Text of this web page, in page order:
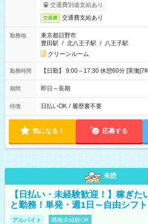
交通費別途支給あり
交通費 交通費支給あり
勤務地
東京都日野市
豊田駅 / 北八王子駅 / 八王子駅
クリーンルーム
勤務時間 【日勤】 9:00～17:30 休憩60分 [実働]7
期間 即日～長期
特徴 日払いOK / 履歴書不要
気になる！ 応募する
未読
【日払い・未経験歓迎！】稼ぎた
と勤務！単発・週1日～自由シフ
アルバイト 職種未経験OK